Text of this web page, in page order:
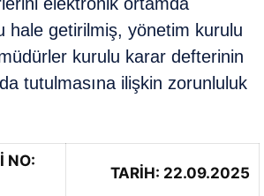
hale getirilmiş, yönetim kurulu
kurulu karar defterinin
tutulmasına ilişkin zorunluluk
NO:
TARİH: 22.09.2025